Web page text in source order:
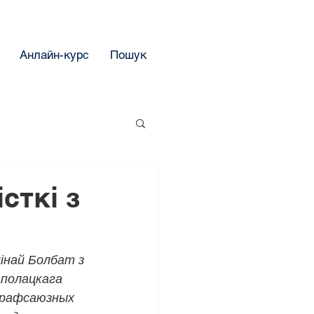
Анлайн-курс Пошук
з
Болбат з